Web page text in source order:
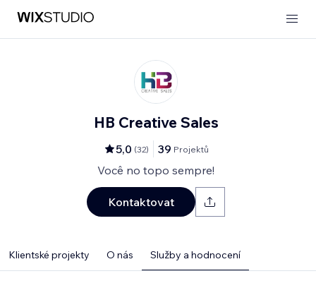
HB Creative Sales
5,0 (32) 39 Projektů
Você no topo sempre!
Kontaktovat
Klientské projekty O nás Služby a hodnocení